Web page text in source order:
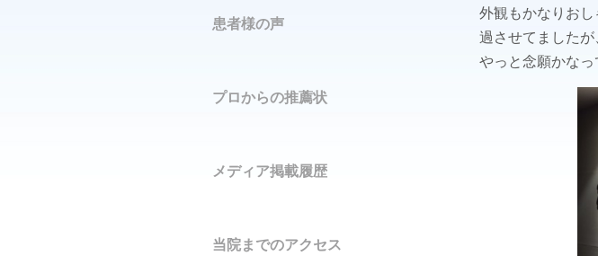
外観もかなりお
過させてましたが
やっと念願かなっ
患者様の声
プロからの推薦状
メディア掲載履歴
当院までのアクセス